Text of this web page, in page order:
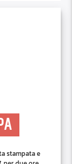
stampata e